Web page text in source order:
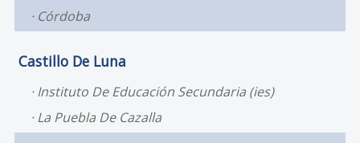
Córdoba
Castillo De Luna
Instituto De Educación Secundaria (ies)
La Puebla De Cazalla